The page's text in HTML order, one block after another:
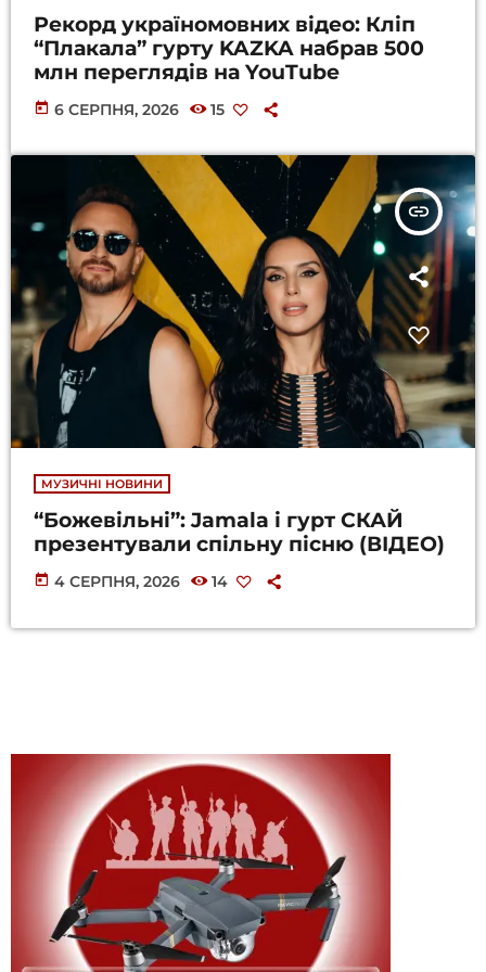
Рекорд україномовних відео: Кліп
“Плакала” гурту KAZKA набрав 500
млн переглядів на YouTube
today 6 СЕРПНЯ, 2026 15
insert_link
МУЗИЧНІ НОВИНИ
“Божевільні”: Jamala і гурт СКАЙ
презентували спільну пісню (ВІДЕО)
today 4 СЕРПНЯ, 2026 14